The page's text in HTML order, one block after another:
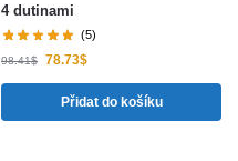
4 dutinami
(5)
98.41$ 78.73$
Přidat do košíku